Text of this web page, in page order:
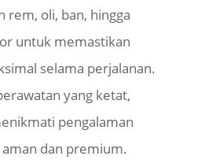
rem, oli, ban, hingga
untuk memastikan
selama perjalanan.
yang ketat,
pengalaman
dan premium.